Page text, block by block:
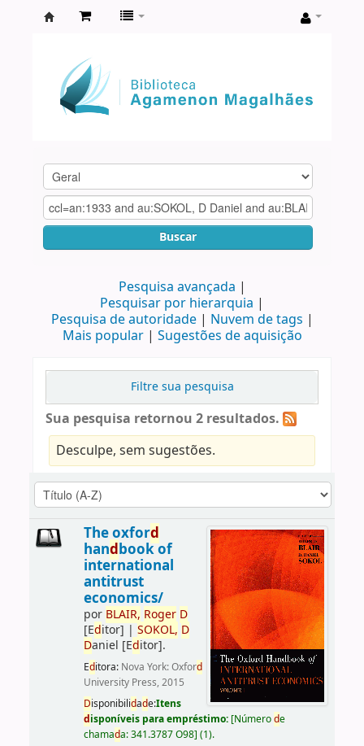
Agamenon
Magalhães
Buscar
Pesquisa avançada
Pesquisar por hierarquia
Pesquisa de autoridade
Nuvem de tags
Mais popular
Sugestões de aquisição
Filtre sua pesquisa
Sua pesquisa retornou 2 resultados.
Desculpe, sem sugestões.
The oxford
handbook of
international
antitrust
economics/
por BLAIR, Roger D
[Editor] | SOKOL, D
Daniel [Editor].
Editora: Nova York: Oxford
University Press, 2015
Disponibilidade:Itens
disponíveis para empréstimo: [Númerode
chamada:341.3787 O98] (1).